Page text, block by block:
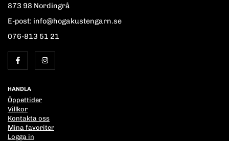
873 98 Nordingrå
E-post: info@hogakustengarn.se
076-813 51 21
HANDLA
Öppettider
Villkor
Kontakta oss
Mina favoriter
Logga in